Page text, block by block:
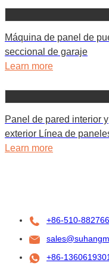
Máquina de panel de
seccional de garaje
Learn more
Panel de pared interior y
exterior Línea de
sándwich PU
Learn more
+86-510-
+86-